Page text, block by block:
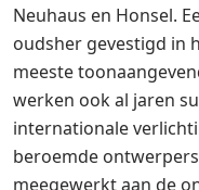
Neuhaus en Honsel.
oudsher gevestigd in
meeste
werken ook al jaren
internationale
beroemde
meegewerkt aan de